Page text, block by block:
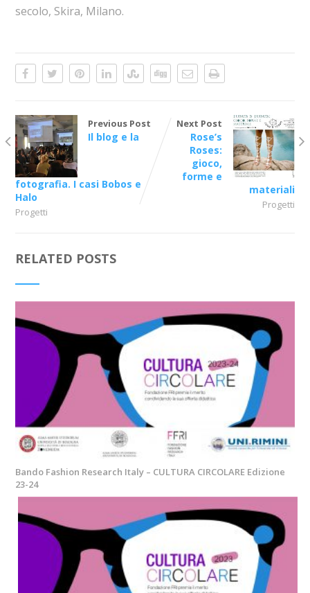
secolo, Skira, Milano.
Previous Post
Il blog e la
fotografia. I casi Bobos e
Halo
Progetti
Next Post
Rose’s
Roses:
gioco,
forme e
materiali
Progetti
RELATED POSTS
Bando Fashion Research Italy – CULTURA CIRCOLARE Edizione
23-24